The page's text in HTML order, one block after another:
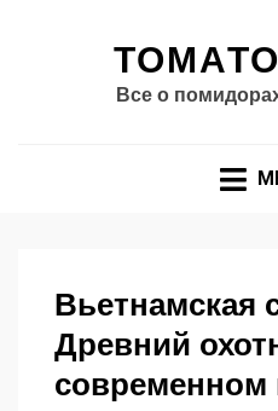
Все о
Вьетнамская
Древний
современном